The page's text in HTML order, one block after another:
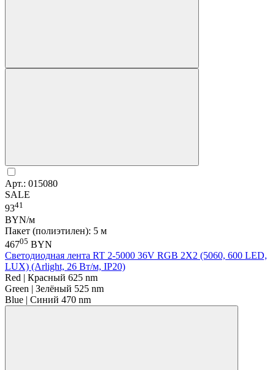
Арт.: 015080
SALE
9341
BYN/м
Пакет (полиэтилен): 5 м
46705 BYN
Светодиодная лента RT 2-5000 36V RGB 2X2 (5060, 600 LED,
LUX) (Arlight, 26 Вт/м, IP20)
Red | Красный 625 nm
Green | Зелёный 525 nm
Blue | Синий 470 nm